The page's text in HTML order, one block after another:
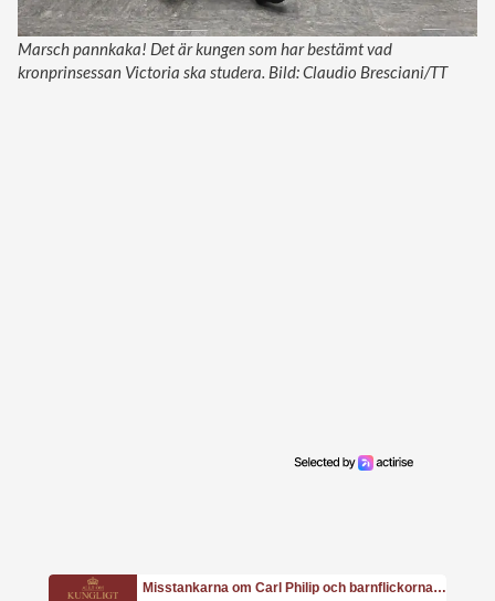
Marsch pannkaka! Det är kungen som har bestämt vad
kronprinsessan Victoria ska studera. Bild: Claudio Bresciani/TT